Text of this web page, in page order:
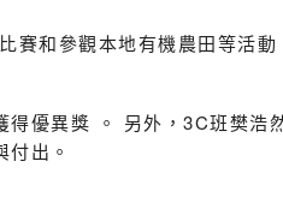
賽和參觀本地有機農田等活動
優異獎 。 另外，3C班樊浩
出。